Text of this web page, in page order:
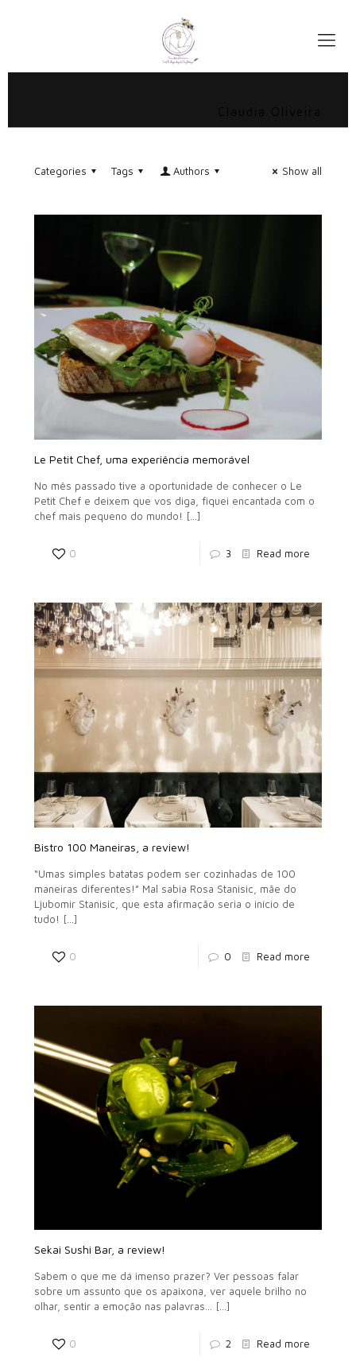
Categories Tags Authors Show all
Le Petit Chef, uma experiência memorável
No mês passado tive a oportunidade de conhecer o Le
Petit Chef e deixem que vos diga, fiquei encantada com o
chef mais pequeno do mundo! […]
0 3 Read more
Bistro 100 Maneiras, a review!
“Umas simples batatas podem ser cozinhadas de 100
maneiras diferentes!” Mal sabia Rosa Stanisic, mãe do
Ljubomir Stanisic, que esta afirmação seria o início de
tudo! […]
0 0 Read more
Sekai Sushi Bar, a review!
Sabem o que me dá imenso prazer? Ver pessoas falar
sobre um assunto que os apaixona, ver aquele brilho no
olhar, sentir a emoção nas palavras… […]
0 2 Read more